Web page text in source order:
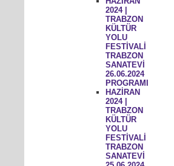
2024 |
TRABZON
KÜLTÜR
YOLU
FESTİVALİ
TRABZON
SANATEVİ
26.06.2024
PROGRAMI
HAZİRAN
2024 |
TRABZON
KÜLTÜR
YOLU
FESTİVALİ
TRABZON
SANATEVİ